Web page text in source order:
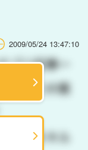
2009/05/24 13:47:10